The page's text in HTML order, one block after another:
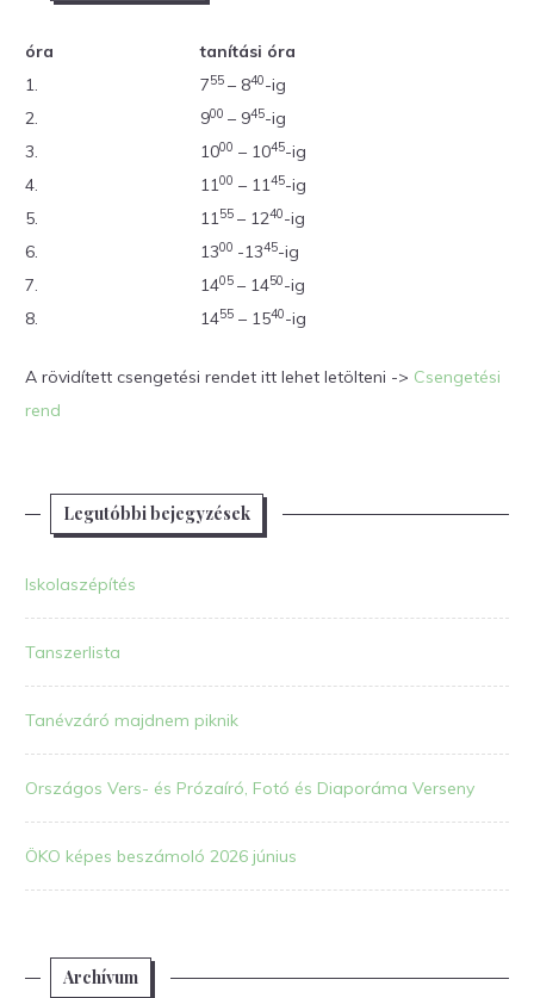
óra
tanítási óra
1.
755 – 840-ig
2.
900 – 945-ig
3.
1000 – 1045-ig
4.
1100 – 1145-ig
5.
1155 – 1240-ig
6.
1300 -1345-ig
7.
1405 – 1450-ig
8.
1455 – 1540-ig
A rövidített csengetési rendet itt lehet letölteni -> Csengetési
rend
Legutóbbi bejegyzések
Iskolaszépítés
Tanszerlista
Tanévzáró majdnem piknik
Országos Vers- és Prózaíró, Fotó és Diaporáma Verseny
ÖKO képes beszámoló 2026 június
Archívum